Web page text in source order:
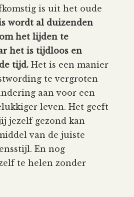
is uit het oude
wordt al duizenden
het lijden te
het is tijdloos en
tijd. Het is een manier
te vergroten
aan voor een
leven. Het geeft
jezelf gezond kan
van de juiste
En nog
te helen zonder